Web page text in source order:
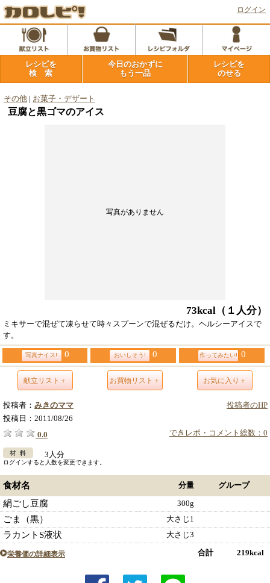
ログイン
レシピを
検 索
今日のおかずに
もう一品
レシピを
のせる
その他 お菓子・デザート
豆腐と黒ゴマのアイス
写真がありません
73kcal （１人分）
ミキサーで混ぜて凍らせて時々スプーンで混ぜるだけ。ヘルシーアイスで
す。
写真ナイス! 0 おいしそう! 0 作ってみたい! 0
献立リスト＋ お買物リスト＋ お気に入り＋
投稿者のHP
投稿者： みきのママ
投稿日： 2011/08/26
できレポ・コメント総数：0
0.0
3人分
ログインすると人数を変更できます。
食材名 分量 グループ
絹ごし豆腐 300g
ごま（黒） 大さじ1
ラカントS液状 大さじ3
栄養価の詳細表示 合計 219kcal